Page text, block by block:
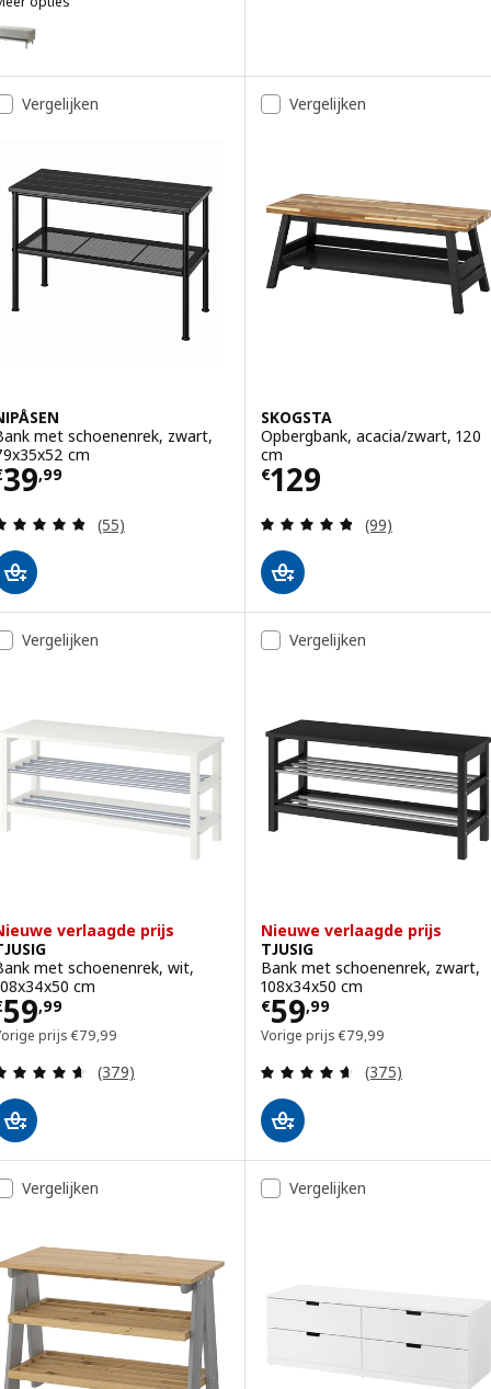
VALTORP, Bankje, met opbergruimte/Viarp beige/bruin, 103 cm
Vergelijken
met schoenenrek, zwart,
cm
39,99€ 39,99
Beoordeling: 4.8 van 5 sterren. Totaal
(55)
Vergelijken
SKOGSTA
Opbergbank, acacia/zwart, 120
cm
€129
Prijs € 129
Beoordeling:
(99)
Vergelijken
verlaagde prijs
met schoenenrek, wit,
cm
59,99€ 59,99
prijs€79,99
Vorige prijs € 79,99
Beoordeling: 4.6 van 5 sterren. Totaal
(379)
Vergelijken
Nieuwe verlaagde prijs
TJUSIG
Bank met schoenenrek, zwart,
108x34x50 cm
€59,99
Prijs € 59,99
Vorige prijs€79,99
Vorige prijs € 79,99
Beoordeling:
(375)
Vergelijken Vergelijken